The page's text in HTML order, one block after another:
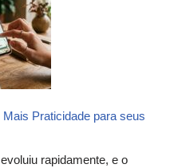
Praticidade para seus
rapidamente, e o